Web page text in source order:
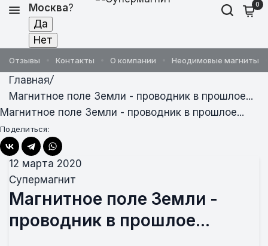
Москва? 0
Отзывы Контакты О компании Неодимовые магниты
Главная/
Магнитное поле Земли - проводник в прошлое...
Магнитное поле Земли - проводник в прошлое...
Поделиться:
12 марта 2020
Супермагнит
Магнитное поле Земли -
проводник в прошлое...